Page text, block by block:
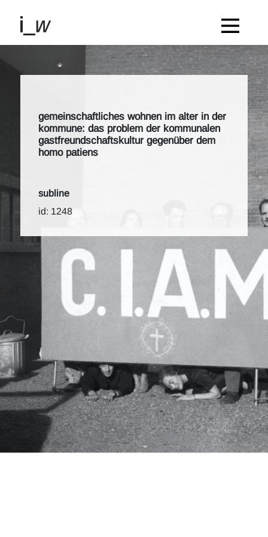
gemeinschaftliches wohnen im alter in der
kommune: das problem der kommunalen
gastfreundschaftskultur gegenüber dem
homo patiens
subline
id: 1248